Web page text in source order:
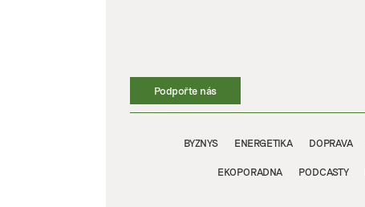
Podpořte nás
BYZNYS ENERGETIKA DOPRAVA
EKOPORADNA PODCASTY